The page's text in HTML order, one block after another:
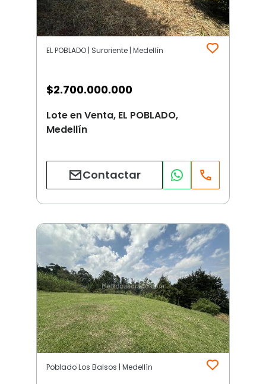
EL POBLADO | Suroriente | Medellín
$2.700.000.000
Lote en Venta, EL POBLADO,
Medellín
Contactar
Poblado Los Balsos | Medellín